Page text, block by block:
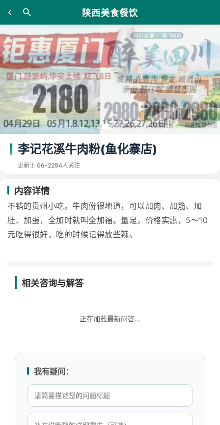
陕西美食餐饮
李记花溪牛肉粉(鱼化寨店)
更新于 06-2294人关注
内容详情
不错的贵州小吃。牛肉份很地道，可以加肉、加筋、加
肚、加蛋，全加时就叫全加福。量足，价格实惠，5～10
元吃得很好，吃的时候记得放些辣。
相关咨询与解答
正在加载最新问答...
我有疑问：